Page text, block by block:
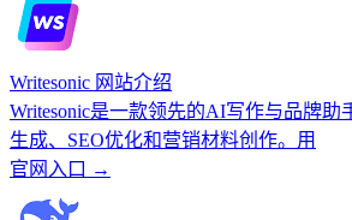
Writesonic 网站介绍
Writesonic是一款领先的AI写作与品牌助
生成、SEO优化和营销材料创作。用
官网入口 →